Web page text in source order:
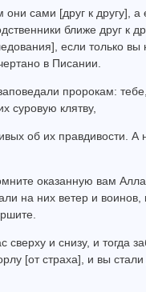
сами [друг к другу], а
ближе друг к
если только вы
в Писании.
пророкам:
суровую клятву,
об их правдивости.
оказанную вам
на них ветер и воинов,
и снизу, и тогда
[от страха], и вы